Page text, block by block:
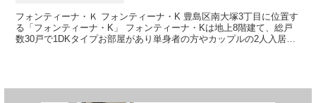
フォンティーナ・Ｋ フォンティーナ・K 豊島区南大塚3丁目に位置す
る「フォンティーナ・K」 フォンティーナ・Kは地上8階建て、総戸
数30戸で1DKタイプお部屋があり単身者の方やカップルの2人入居の